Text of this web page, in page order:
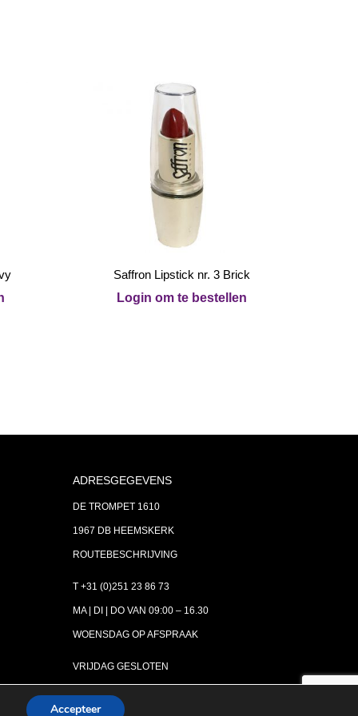
Saffron Lipstick nr. 3 Brick
Login om te bestellen
ADRESGEGEVENS
DE TROMPET 1610
1967 DB HEEMSKERK
ROUTEBESCHRIJVING
T +31 (0)251 23 86 73
MA | DI | DO VAN 09:00 – 16.30
WOENSDAG OP AFSPRAAK
VRIJDAG GESLOTEN
Accepteer